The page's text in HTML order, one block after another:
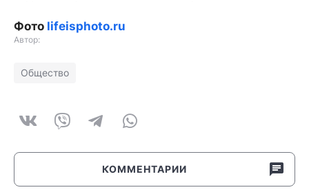
Фото lifeisphoto.ru
Автор:
Общество
КОММЕНТАРИИ